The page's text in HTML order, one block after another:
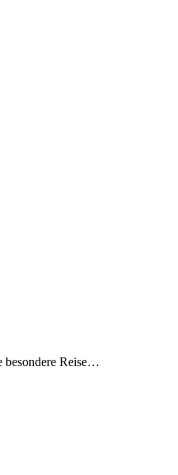
besondere Reise…